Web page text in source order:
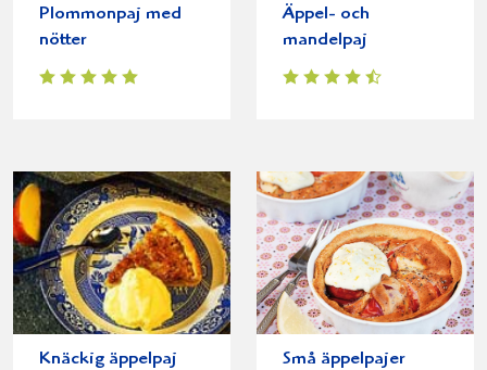
Plommonpaj med
nötter
Äppel- och
mandelpaj
Knäckig äppelpaj Små äppelpajer